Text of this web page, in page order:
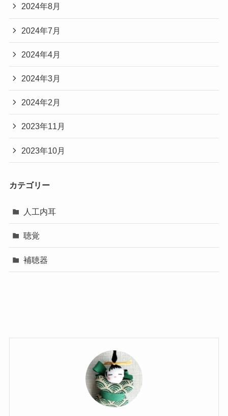
2024年8月
2024年7月
2024年4月
2024年3月
2024年2月
2023年11月
2023年10月
カテゴリー
人工内耳
聴覚
補聴器